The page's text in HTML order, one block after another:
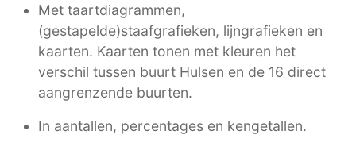
Met taartdiagrammen,
(gestapelde)staafgrafieken, lijngrafieken en
kaarten. Kaarten tonen met kleuren het
verschil tussen buurt Hulsen en de 16 direct
aangrenzende buurten.
In aantallen, percentages en kengetallen.